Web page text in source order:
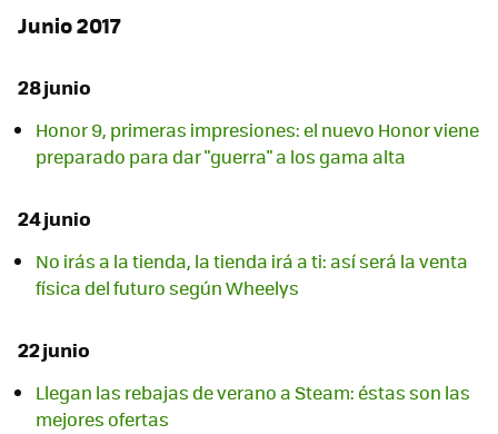
Junio 2017
28 junio
Honor 9, primeras impresiones: el nuevo Honor viene
preparado para dar "guerra" a los gama alta
24 junio
No irás a la tienda, la tienda irá a ti: así será la venta
física del futuro según Wheelys
22 junio
Llegan las rebajas de verano a Steam: éstas son las
mejores ofertas